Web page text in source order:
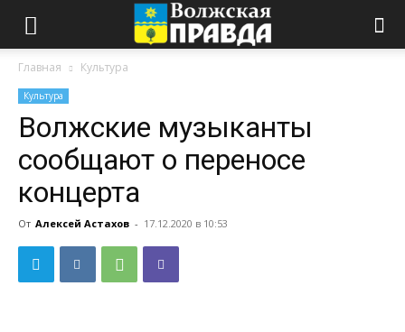
Главная Культура
Культура
Волжские музыканты
сообщают о переносе
концерта
От Алексей Астахов - 17.12.2020 в 10:53